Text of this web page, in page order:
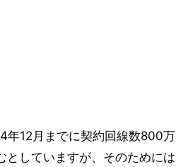
年12月までに契約回線数800万
としていますが、そのためには